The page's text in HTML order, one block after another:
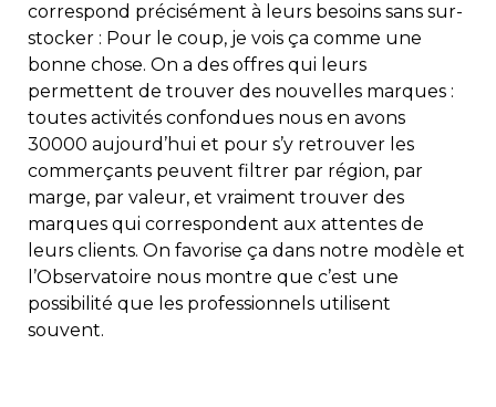
correspond précisément à leurs besoins sans sur-
stocker : Pour le coup, je vois ça comme une
bonne chose. On a des offres qui leurs
permettent de trouver des nouvelles marques :
toutes activités confondues nous en avons
30000 aujourd’hui et pour s’y retrouver les
commerçants peuvent filtrer par région, par
marge, par valeur, et vraiment trouver des
marques qui correspondent aux attentes de
leurs clients. On favorise ça dans notre modèle et
l’Observatoire nous montre que c’est une
possibilité que les professionnels utilisent
souvent.